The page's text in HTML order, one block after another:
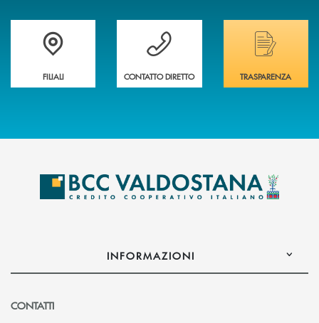
Trova la filiale più vicina a te
FILIALI
Hai bisogno di assistenza immediata ?
CONTATTO DIRETTO
Hai bisogno di
TRASPARENZA
INFORMAZIONI
CONTATTI